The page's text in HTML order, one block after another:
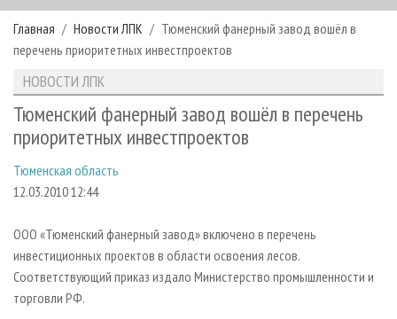
РУБРИКИ И ТЕМЫ
РУБРИКИ ЖУРНАЛА
ЛЕСОЗАГОТОВКА
ЛЕСОПИЛЕНИЕ
СУШКА ДРЕВЕСИНЫ
ДЕРЕВЯННОЕ ДОМОСТРОЕНИЕ
ПРОИЗВОДСТВО МЕБЕЛИ
БИОЭНЕРГЕТИКА
НОВОСТИ
НОВОСТИ ЛПК
НОВОСТИ ЖУРНАЛА
ПРОЕКТЫ ЛПИ
АНАЛИТИКА
ПРЕДПРИЯТИЯ ЛПК
ПЕРСОНЫ
ОФИЦИАЛЬНЫЕ ДЕЛЕГАЦИИ
ПРИОРИТЕТНЫЕ ИНВЕСТПРОЕКТЫ
RUSSIAN FORESTRY REVIEW
АРХИВ ЖУРНАЛОВ
О ЖУРНАЛЕ
ПОДПИСКА
КОНТАКТЫ
РЕКЛАМОДАТЕЛЯМ
РЕКЛАМА
Главная Новости ЛПК
Тюменский фанерный завод вошёл в
перечень приоритетных инвестпроектов
НОВОСТИ ЛПК
Тюменский фанерный завод вошёл в перечень
приоритетных инвестпроектов
Тюменская область
12.03.2010 12:44
ООО «Тюменский фанерный завод» включено в перечень
инвестиционных проектов в области освоения лесов.
Соответствующий приказ издало Министерство промышленности и
торговли РФ.